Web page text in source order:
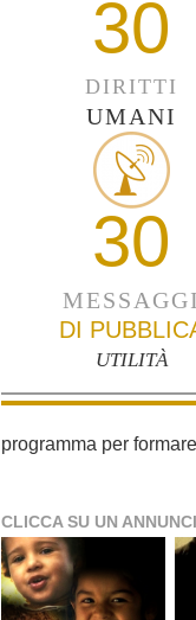
30
DIRITTI
UMANI
30
MESSAGGI
DI
UTILITÀ
programma per
CLICCA SU UN